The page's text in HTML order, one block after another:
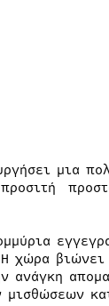
μια
χώρα βιώνει
ανάγκη
μισθώσεων